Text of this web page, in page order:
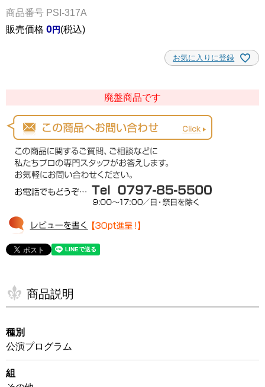
商品番号 PSI-317A
販売価格 0 税込
お気に入りに登録
廃盤商品です
商品説明
種別
公演プログラム
組